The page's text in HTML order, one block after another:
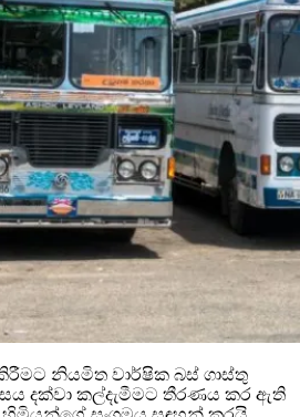
නියමිත වාර්ෂික බස් ගාස්තු
දක්වා කල්දැමීමට තීරණය කර ඇති